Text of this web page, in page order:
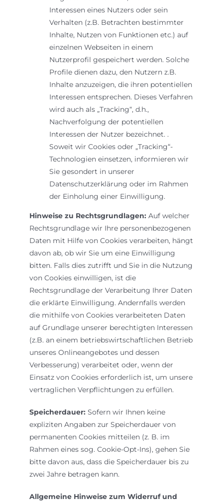
Interessen eines Nutzers oder sein
Verhalten (z.B. Betrachten bestimmter
Inhalte, Nutzen von Funktionen etc.) auf
einzelnen Webseiten in einem
Nutzerprofil gespeichert werden. Solche
Profile dienen dazu, den Nutzern z.B.
Inhalte anzuzeigen, die ihren potentiellen
Interessen entsprechen. Dieses Verfahren
wird auch als „Tracking“, d.h.,
Nachverfolgung der potentiellen
Interessen der Nutzer bezeichnet. .
Soweit wir Cookies oder „Tracking“-
Technologien einsetzen, informieren wir
Sie gesondert in unserer
Datenschutzerklärung oder im Rahmen
der Einholung einer Einwilligung.
Hinweise zu Rechtsgrundlagen:Auf welcher
Rechtsgrundlage wir Ihre personenbezogenen
Daten mit Hilfe von Cookies verarbeiten, hängt
davon ab, ob wir Sie um eine Einwilligung
bitten. Falls dies zutrifft und Sie in die Nutzung
von Cookies einwilligen, ist die
Rechtsgrundlage der Verarbeitung Ihrer Daten
die erklärte Einwilligung. Andernfalls werden
die mithilfe von Cookies verarbeiteten Daten
auf Grundlage unserer berechtigten Interessen
(z.B. an einem betriebswirtschaftlichen Betrieb
unseres Onlineangebotes und dessen
Verbesserung) verarbeitet oder, wenn der
Einsatz von Cookies erforderlich ist, um unsere
vertraglichen Verpflichtungen zu erfüllen.
Speicherdauer:Sofern wir Ihnen keine
expliziten Angaben zur Speicherdauer von
permanenten Cookies mitteilen (z. B. im
Rahmen eines sog. Cookie-Opt-Ins), gehen Sie
bitte davon aus, dass die Speicherdauer bis zu
zwei Jahre betragen kann.
Allgemeine Hinweise zum Widerruf und